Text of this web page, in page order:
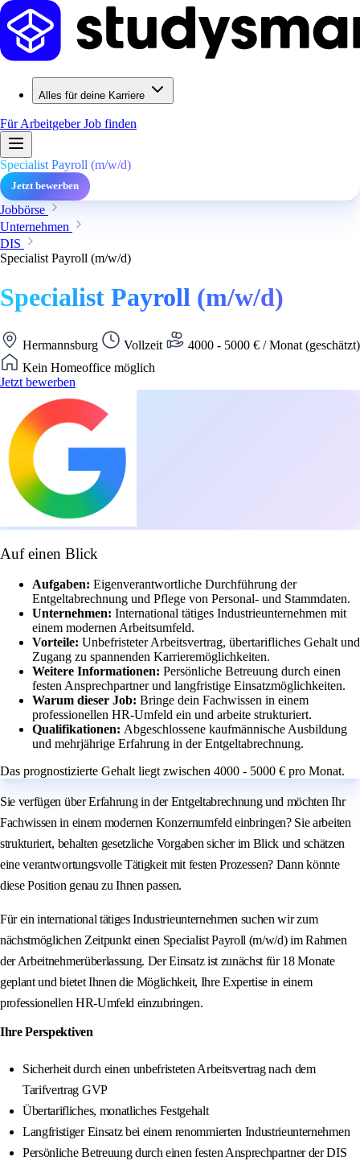
Alles für deine Karriere
Für ArbeitgeberJob finden
Specialist Payroll (m/w/d)
Jetzt bewerben
Jobbörse
Unternehmen
DIS
Specialist Payroll (m/w/d)
Specialist Payroll (m/w/d)
Hermannsburg Vollzeit
4000 - 5000 € / Monat (geschätzt)
Kein Homeoffice möglich
Jetzt bewerben
Auf einen Blick
Aufgaben: Eigenverantwortliche Durchführung der
Entgeltabrechnung und Pflege von Personal- und Stammdaten.
Unternehmen: International tätiges Industrieunternehmen mit
einem modernen Arbeitsumfeld.
Vorteile: Unbefristeter Arbeitsvertrag, übertarifliches Gehalt und
Zugang zu spannenden Karrieremöglichkeiten.
Weitere Informationen: Persönliche Betreuung durch einen
festen Ansprechpartner und langfristige Einsatzmöglichkeiten.
Warum dieser Job: Bringe dein Fachwissen in einem
professionellen HR-Umfeld ein und arbeite strukturiert.
Qualifikationen: Abgeschlossene kaufmännische Ausbildung
und mehrjährige Erfahrung in der Entgeltabrechnung.
Das prognostizierte Gehalt liegt zwischen 4000 - 5000 € pro Monat.
Sie verfügen über Erfahrung in der Entgeltabrechnung und möchten Ihr
Fachwissen in einem modernen Konzernumfeld einbringen? Sie arbeiten
strukturiert, behalten gesetzliche Vorgaben sicher im Blick und schätzen
eine verantwortungsvolle Tätigkeit mit festen Prozessen? Dann könnte
diese Position genau zu Ihnen passen.
Für ein international tätiges Industrieunternehmen suchen wir zum
nächstmöglichen Zeitpunkt einen Specialist Payroll (m/w/d) im Rahmen
der Arbeitnehmerüberlassung. Der Einsatz ist zunächst für 18 Monate
geplant und bietet Ihnen die Möglichkeit, Ihre Expertise in einem
professionellen HR-Umfeld einzubringen.
Ihre Perspektiven
Sicherheit durch einen unbefristeten Arbeitsvertrag nach dem
Tarifvertrag GVP
Übertarifliches, monatliches Festgehalt
Langfristiger Einsatz bei einem renommierten Industrieunternehmen
Persönliche Betreuung durch einen festen Ansprechpartner der DIS